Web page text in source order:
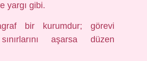
yargı gibi.
bir kurumdur; görevi
aşarsa düzen